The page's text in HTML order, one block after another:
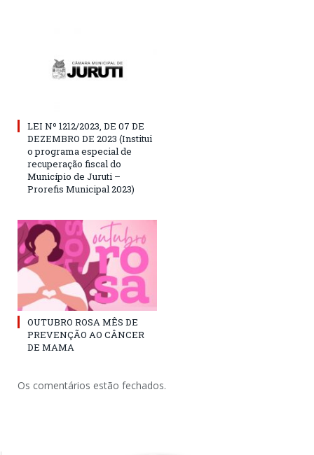
LEI Nº 1212/2023, DE 07 DE
DEZEMBRO DE 2023 (Institui
o programa especial de
recuperação fiscal do
Município de Juruti –
Prorefis Municipal 2023)
OUTUBRO ROSA MÊS DE
PREVENÇÃO AO CÂNCER
DE MAMA
Os comentários estão fechados.